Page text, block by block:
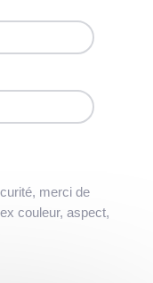
merci de
couleur, aspect,